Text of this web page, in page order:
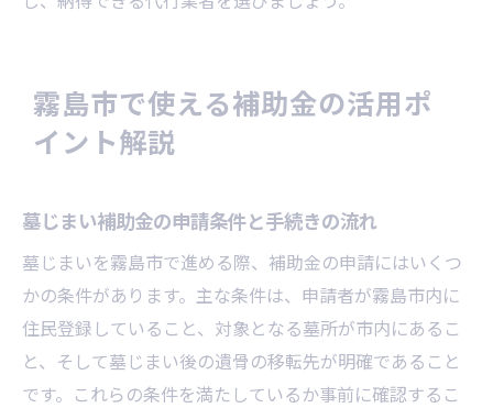
霧島市で使える補助金の活用ポ
イント解説
墓じまい補助金の申請条件と手続きの流れ
墓じまいを霧島市で進める際、補助金の申請にはいくつ
かの条件があります。主な条件は、申請者が霧島市内に
住民登録していること、対象となる墓所が市内にあるこ
と、そして墓じまい後の遺骨の移転先が明確であること
です。これらの条件を満たしているか事前に確認するこ